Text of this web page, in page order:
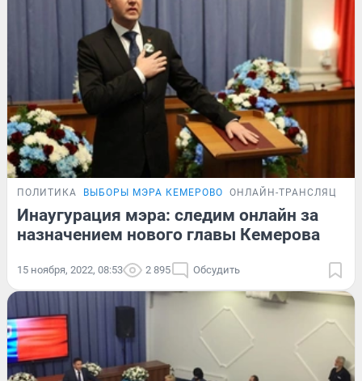
ПОЛИТИКА ВЫБОРЫ МЭРА КЕМЕРОВО ОНЛАЙН-ТРАНСЛЯЦИЯ
Инаугурация мэра: следим онлайн за
назначением нового главы Кемерова
15 ноября, 2022, 08:53 2 895 Обсудить